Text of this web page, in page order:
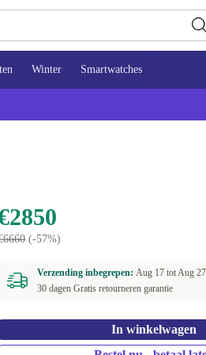
Winter Smartwatches
(-57%)
Verzending inbegrepen:Aug 17 totAug 27
30 dagen Gratis retourneren garantie
In winkelwagen